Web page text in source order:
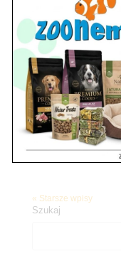
Prawdziwa uczta
Wołowina dla
darmową
utworzone przez
Taste
9🥩 Twój pies marzy o
Country Taste! Czy
energii Twojego
ZooNemo doskonale
wybraliśmy absolutny
« Starsze wpisy
Szukaj